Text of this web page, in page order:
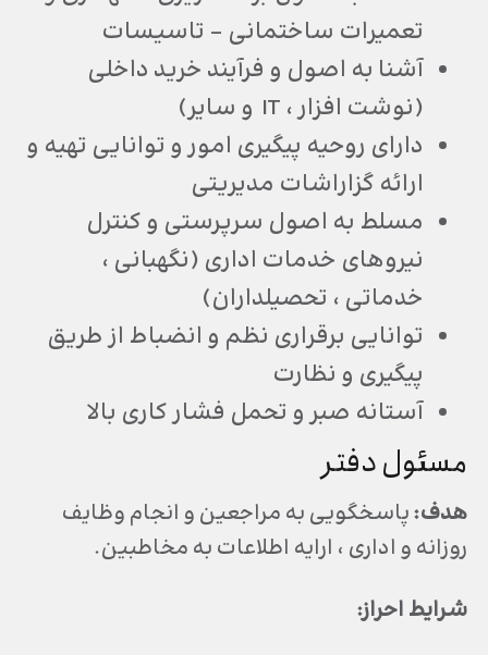
تعمیرات ساختمانی – تاسیسات
آشنا به اصول و فرآیند خرید داخلی
(نوشت افزار ، IT و سایر)
دارای روحیه پیگیری امور و توانایی تهیه و
ارائه گزاراشات مدیریتی
مسلط به اصول سرپرستی و کنترل
نیروهای خدمات اداری (نگهبانی ،
خدماتی ، تحصیلداران)
توانایی برقراری نظم و انضباط از طریق
پیگیری و نظارت
آستانه صبر و تحمل فشار کاری بالا
مسئول دفتر
هدف:پاسخگویی به مراجعین و انجام وظایف
روزانه و اداری ، ارایه اطلاعات به مخاطبین.
شرایط احراز: